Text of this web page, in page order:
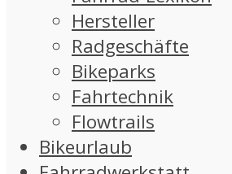
Hersteller
Radgeschäfte
Bikeparks
Fahrtechnik
Flowtrails
Bikeurlaub